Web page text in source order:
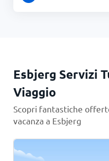
Esbjerg Servizi
Viaggio
Scopri fantastiche
vacanza a Esbjerg